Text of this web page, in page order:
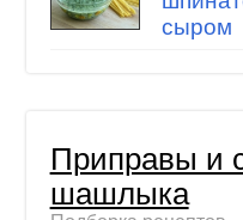
сыром
Приправы и
шашлыка